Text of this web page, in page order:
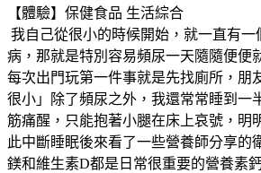
【體驗】保健食品 生活綜合
我自己從很小的時候開始，就一直有一
病，那就是特別容易頻尿一天隨隨便便
每次出門玩第一件事就是先找廁所，朋
很小」除了頻尿之外，我還常常睡到一
筋痛醒，只能抱著小腿在床上哀號，明
此中斷睡眠後來看了一些營養師分享的
鎂和維生素D都是日常很重要的營養素